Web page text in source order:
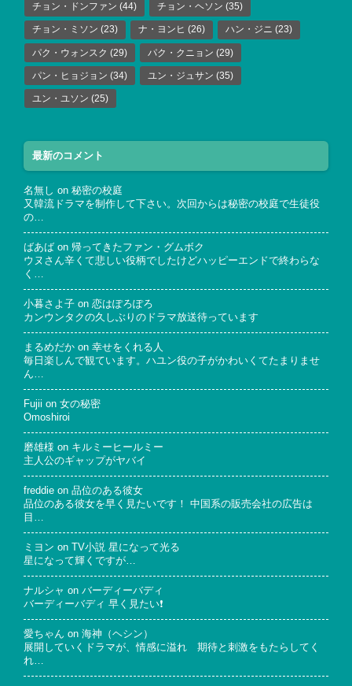
チョン・ドンファン (44) チョン・ヘソン (35)
チョン・ミソン (23) ナ・ヨンヒ (26) ハン・ジニ (23)
パク・ウォンスク (29) パク・クニョン (29)
パン・ヒョジョン (34) ユン・ジュサン (35)
ユン・ユソン (25)
最新のコメント
名無し on 秘密の校庭
又韓流ドラマを制作して下さい。次回からは秘密の校庭で生徒役
の…
ばあば on 帰ってきたファン・グムボク
ウヌさん辛くて悲しい役柄でしたけどハッピーエンドで終わらな
く…
小暮さよ子 on 恋はぽろぽろ
カンウンタクの久しぶりのドラマ放送待っています
まるめだか on 幸せをくれる人
毎日楽しんで観ています。ハユン役の子がかわいくてたまりませ
ん…
Fujii on 女の秘密
Omoshiroi
磨雄様 on キルミーヒールミー
主人公のギャップがヤバイ
freddie on 品位のある彼女
品位のある彼女を早く見たいです！ 中国系の販売会社の広告は
目…
ミヨン on TV小説 星になって光る
星になって輝くですが…
ナルシャ on バーディーバディ
バーディーバディ 早く見たい❗
愛ちゃん on 海神（ヘシン）
展開していくドラマが、情感に溢れ 期待と刺激をもたらしてく
れ…